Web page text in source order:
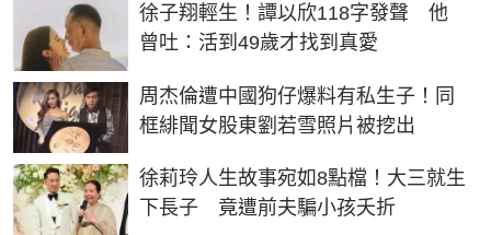
徐子翔輕生！譚以欣118字發聲 他
曾吐：活到49歲才找到真愛
周杰倫遭中國狗仔爆料有私生子！同
框緋聞女股東劉若雪照片被挖出
徐莉玲人生故事宛如8點檔！大三就生
下長子 竟遭前夫騙小孩夭折